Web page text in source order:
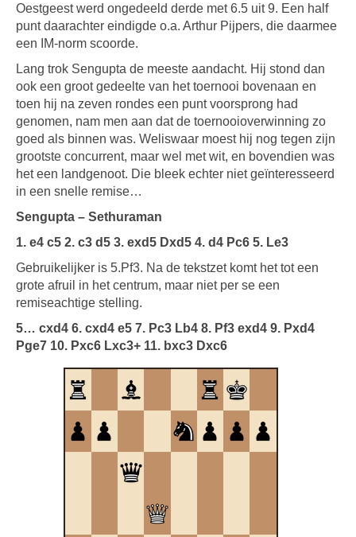
Oestgeest werd ongedeeld derde met 6.5 uit 9. Een half
punt daarachter eindigde o.a. Arthur Pijpers, die daarmee
een IM-norm scoorde.
Lang trok Sengupta de meeste aandacht. Hij stond dan
ook een groot gedeelte van het toernooi bovenaan en
toen hij na zeven rondes een punt voorsprong had
genomen, nam men aan dat de toernooioverwinning zo
goed als binnen was. Weliswaar moest hij nog tegen zijn
grootste concurrent, maar wel met wit, en bovendien was
het een landgenoot. Die bleek echter niet geïnteresseerd
in een snelle remise…
Sengupta – Sethuraman
1. e4 c5 2. c3 d5 3. exd5 Dxd5 4. d4 Pc6 5. Le3
Gebruikelijker is 5.Pf3. Na de tekstzet komt het tot een
grote afruil in het centrum, maar niet per se een
remiseachtige stelling.
5… cxd4 6. cxd4 e5 7. Pc3 Lb4 8. Pf3 exd4 9. Pxd4
Pge7 10. Pxc6 Lxc3+ 11. bxc3 Dxc6